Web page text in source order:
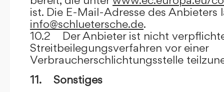
ist. Die E-Mail-Adresse des Anbieters
info@schluetersche.de.
10.2 Der Anbieter ist nicht
Streitbeilegungsverfahren vor einer
Verbraucherschlichtungsstelle
11. Sonstiges